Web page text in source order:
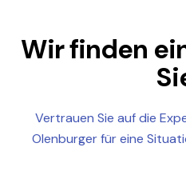
Wir finden
Vertrauen Sie auf die
Olenburger für eine